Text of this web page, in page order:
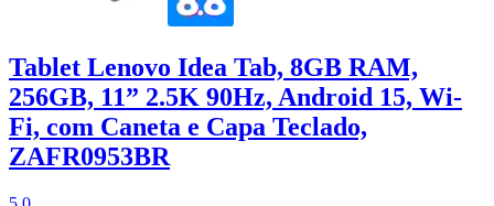
Tablet Lenovo Idea Tab, 8GB RAM,
256GB, 11” 2.5K 90Hz, Android 15, Wi-
Fi, com Caneta e Capa Teclado,
ZAFR0953BR